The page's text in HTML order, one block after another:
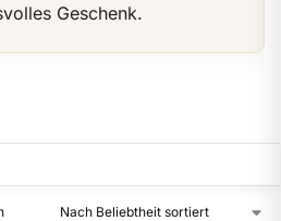
Geschenk.